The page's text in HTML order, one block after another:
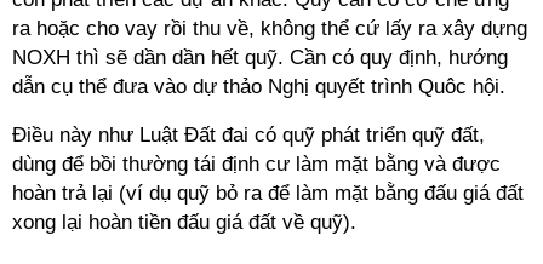
ra hoặc cho vay rồi thu về, không thể cứ lấy ra xây dựng
NOXH thì sẽ dần dần hết quỹ. Cần có quy định, hướng
dẫn cụ thể đưa vào dự thảo Nghị quyết trình Quôc hội.
Điều này như Luật Đất đai có quỹ phát triển quỹ đất,
dùng để bồi thường tái định cư làm mặt bằng và được
hoàn trả lại (ví dụ quỹ bỏ ra để làm mặt bằng đấu giá đất
xong lại hoàn tiền đấu giá đất về quỹ).